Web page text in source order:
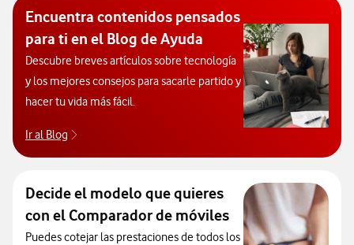
Encuentra contenidos pensados
para ti en el Blog de Ayuda
Descubre breves artículos sobre tecnología
y los mejores consejos para sacarle partido y
hacer tu vida más fácil.
Ir al Blog
Decide el modelo que quieres
con el Comparador de móviles
Puedes cotejar las prestaciones de todos los